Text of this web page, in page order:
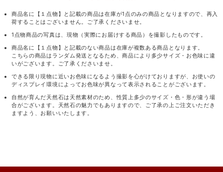
商品名に【１点物】と記載の商品は在庫が1点のみの商品となりますので、再入
荷することはございません。ご了承くださいませ。
1点物商品の写真は、現物（実際にお届けする商品）を撮影したものです。
商品名に【１点物】と記載のない商品は在庫が複数ある商品となります。
こちらの商品はランダム発送となるため、商品により多少サイズ・お色味に違
いがございます。ご了承くださいませ。
できる限り現物に近いお色味になるよう撮影を心がけておりますが、お使いの
ディスプレイ環境によってお色味が異なって表示されることがございます。
自然が育んだ天然石は天然素材のため、性質上多少のサイズ・色・形が違う場
合がございます。天然石の魅力でもありますので、ご了承の上ご注文いただき
ますよう、お願いいたします。